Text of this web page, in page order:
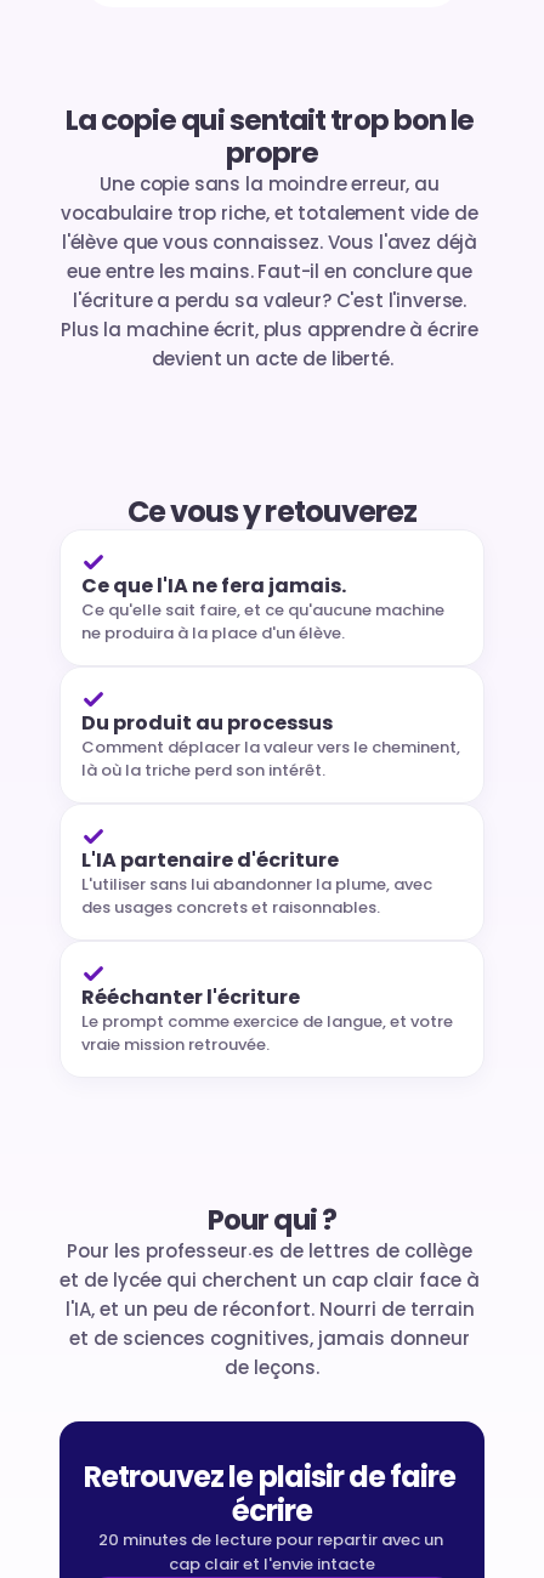
La copie qui sentait trop bon le
propre
Une copie sans la moindre erreur, au
vocabulaire trop riche, et totalement vide de
l'élève que vous connaissez. Vous l'avez déjà
eue entre les mains. Faut-il en conclure que
l'écriture a perdu sa valeur? C'est l'inverse.
Plus la machine écrit, plus apprendre à écrire
devient un acte de liberté.
Ce vous y retouverez
Ce que l'IA ne fera jamais.
Ce qu'elle sait faire, et ce qu'aucune machine
ne produira à la place d'un élève.
Du produit au processus
Comment déplacer la valeur vers le cheminent,
là où la triche perd son intérêt.
L'IA partenaire d'écriture
L'utiliser sans lui abandonner la plume, avec
des usages concrets et raisonnables.
Rééchanter l'écriture
Le prompt comme exercice de langue, et votre
vraie mission retrouvée.
Pour qui ?
Pour les professeur·es de lettres de collège
et de lycée qui cherchent un cap clair face à
l'IA, et un peu de réconfort. Nourri de terrain
et de sciences cognitives, jamais donneur
de leçons.
Retrouvez le plaisir de faire
écrire
20 minutes de lecture pour repartir avec un
cap clair et l'envie intacte